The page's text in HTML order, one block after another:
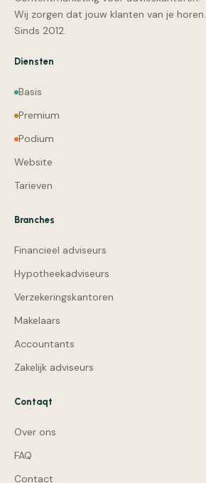
Wij zorgen dat jouw klanten van je horen.
Sinds 2012.
Diensten
Basis
Premium
Podium
Website
Tarieven
Branches
Financieel adviseurs
Hypotheekadviseurs
Verzekeringskantoren
Makelaars
Accountants
Zakelijk adviseurs
Contaqt
Over ons
FAQ
Contact